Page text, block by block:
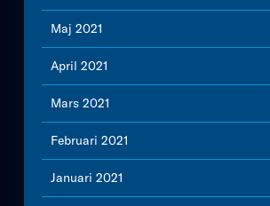
Maj 2021
April 2021
Mars 2021
Februari 2021
Januari 2021